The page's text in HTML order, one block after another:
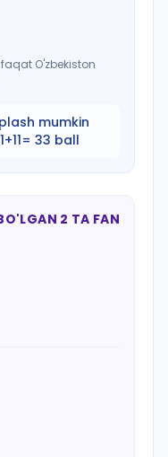
O'zbekiston
mumkin
33 ball
2 TA FAN